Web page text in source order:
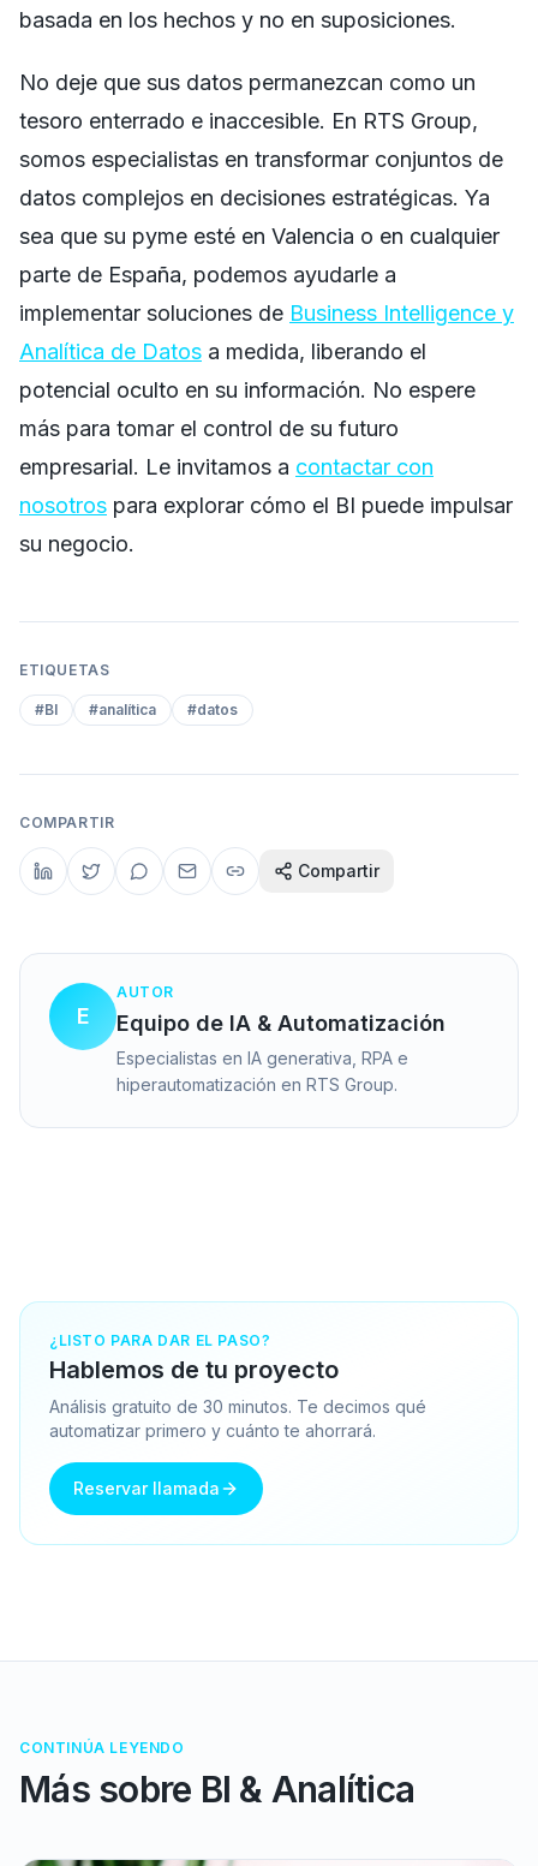
basada en los hechos y no en suposiciones.
No deje que sus datos permanezcan como un
tesoro enterrado e inaccesible. En RTS Group,
somos especialistas en transformar conjuntos de
datos complejos en decisiones estratégicas. Ya
sea que su pyme esté en Valencia o en cualquier
parte de España, podemos ayudarle a
implementar soluciones de Business Intelligence y
Analítica de Datos a medida, liberando el
potencial oculto en su información. No espere
más para tomar el control de su futuro
empresarial. Le invitamos a contactar con
nosotros para explorar cómo el BI puede impulsar
su negocio.
ETIQUETAS
#BI #analítica #datos
COMPARTIR
Compartir
E
AUTOR
Equipo de IA & Automatización
Especialistas en IA generativa, RPA e
hiperautomatización en RTS Group.
¿LISTO PARA DAR EL PASO?
Hablemos de tu proyecto
Análisis gratuito de 30 minutos. Te decimos qué
automatizar primero y cuánto te ahorrará.
Reservar llamada
CONTINÚA LEYENDO
Más sobre BI & Analítica